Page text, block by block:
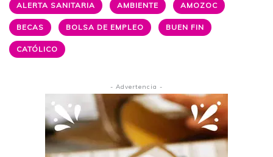
ALERTA SANITARIA AMBIENTE AMOZOC
BECAS BOLSA DE EMPLEO BUEN FIN
CATÓLICO
- Advertencia -